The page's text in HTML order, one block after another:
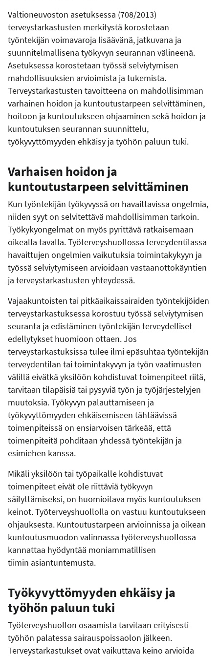
Valtioneuvoston asetuksessa (708/2013)
terveystarkastusten merkitystä korostetaan
työntekijän voimavaroja lisäävänä, jatkuvana ja
suunnitelmallisena työkyvyn seurannan välineenä.
Asetuksessa korostetaan työssä selviytymisen
mahdollisuuksien arvioimista ja tukemista.
Terveystarkastusten tavoitteena on mahdollisimman
varhainen hoidon ja kuntoutustarpeen selvittäminen,
hoitoon ja kuntoutukseen ohjaaminen sekä hoidon ja
kuntoutuksen seurannan suunnittelu,
työkyvyttömyyden ehkäisy ja työhön paluun tuki.
Varhaisen hoidon ja
kuntoutustarpeen selvittäminen
Kun työntekijän työkyvyssä on havaittavissa ongelmia,
niiden syyt on selvitettävä mahdollisimman tarkoin.
Työkykyongelmat on myös pyrittävä ratkaisemaan
oikealla tavalla. Työterveyshuollossa terveydentilassa
havaittujen ongelmien vaikutuksia toimintakykyyn ja
työssä selviytymiseen arvioidaan vastaanottokäyntien
ja terveystarkastusten yhteydessä.
Vajaakuntoisten tai pitkäaikaissairaiden työntekijöiden
terveystarkastuksessa korostuu työssä selviytymisen
seuranta ja edistäminen työntekijän terveydelliset
edellytykset huomioon ottaen. Jos
terveystarkastuksissa tulee ilmi epäsuhtaa työntekijän
terveydentilan tai toimintakyvyn ja työn vaatimusten
välillä eivätkä yksilöön kohdistuvat toimenpiteet riitä,
tarvitaan tilapäisiä tai pysyviä työn ja työjärjestelyjen
muutoksia. Työkyvyn palauttamiseen ja
työkyvyttömyyden ehkäisemiseen tähtäävissä
toimenpiteissä on ensiarvoisen tärkeää, että
toimenpiteitä pohditaan yhdessä työntekijän ja
esimiehen kanssa.
Mikäli yksilöön tai työpaikalle kohdistuvat
toimenpiteet eivät ole riittäviä työkyvyn
säilyttämiseksi, on huomioitava myös kuntoutuksen
keinot. Työterveyshuollolla on vastuu kuntoutukseen
ohjauksesta. Kuntoutustarpeen arvioinnissa ja oikean
kuntoutusmuodon valinnassa työterveyshuollossa
kannattaa hyödyntää moniammatillisen
tiimin asiantuntemusta.
Työkyvyttömyyden ehkäisy ja
työhön paluun tuki
Työterveyshuollon osaamista tarvitaan erityisesti
työhön palatessa sairauspoissaolon jälkeen.
Terveystarkastukset ovat vaikuttava keino arvioida